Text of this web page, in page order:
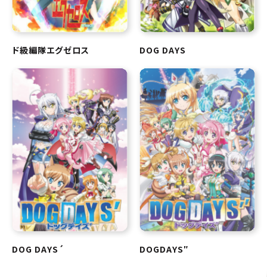
ド級編隊エグゼロス DOG DAYS
DOG DAYS´ DOGDAYS″